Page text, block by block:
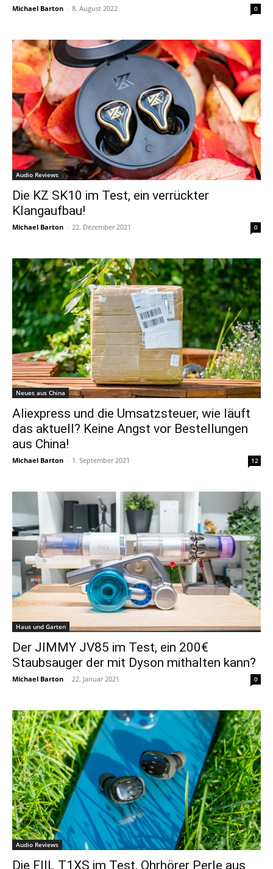
Michael Barton - 8. August 2022 0
Audio Reviews
Die KZ SK10 im Test, ein verrückter
Klangaufbau!
Michael Barton - 22. Dezember 2021 0
Neues aus China
Aliexpress und die Umsatzsteuer, wie läuft
das aktuell? Keine Angst vor Bestellungen
aus China!
Michael Barton - 1. September 2021 12
Haus und Garten
Der JIMMY JV85 im Test, ein 200€
Staubsauger der mit Dyson mithalten kann?
Michael Barton - 22. Januar 2021 0
Audio Reviews
Die FIIL T1XS im Test, Ohrhörer Perle aus